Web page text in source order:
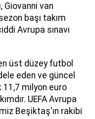
Giovanni van
başı takım
Avrupa sınavı
üst düzey futbol
eden ve güncel
milyon euro
UEFA Avrupa
Beşiktaş'ın rakibi